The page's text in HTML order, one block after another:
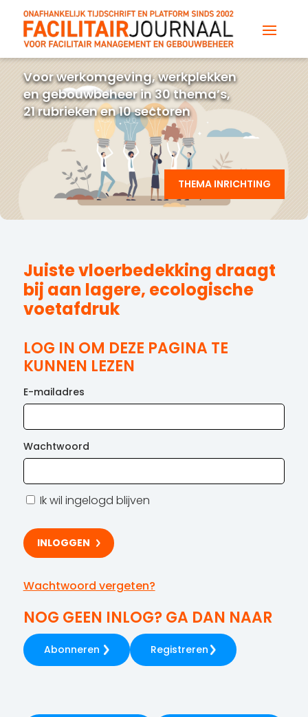
Voor werkomgeving, werkplekken
en gebouwbeheer in 30 thema’s,
21 rubrieken en 10 sectoren
THEMA INRICHTING
Juiste vloerbedekking draagt
bij aan lagere, ecologische
voetafdruk
LOG IN OM DEZE PAGINA TE
KUNNEN LEZEN
E-mailadres
Wachtwoord
Ik wil ingelogd blijven
Wachtwoord vergeten?
NOG GEEN INLOG? GA DAN NAAR
Abonneren Registreren